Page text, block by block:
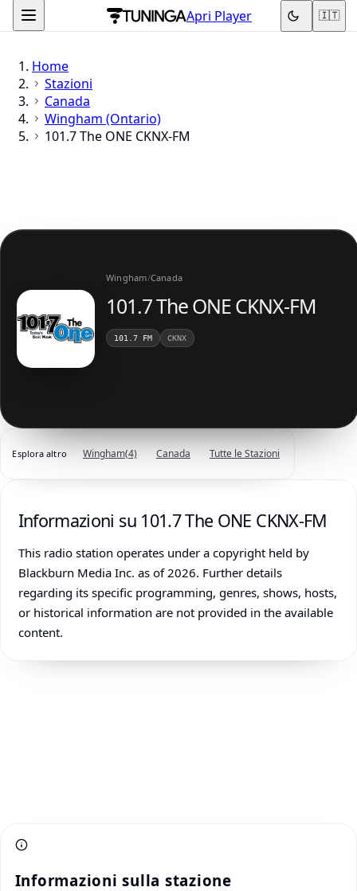
Apri Player 🇮🇹
Home
Stazioni
Canada
Wingham (Ontario)
101.7 The ONE CKNX-FM
Wingham/Canada
101.7 The ONE CKNX-FM
101.7 FM CKNX
Esplora altro Wingham(4) Canada Tutte le Stazioni
Informazioni su 101.7 The ONE CKNX-FM
This radio station operates under a copyright held by
Blackburn Media Inc. as of 2026. Further details
regarding its specific programming, genres, shows, hosts,
or historical information are not provided in the available
content.
Informazioni sulla stazione